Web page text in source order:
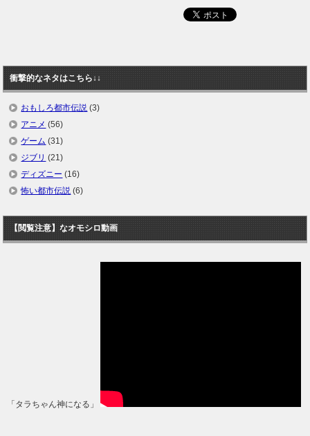
衝撃的なネタはこちら↓↓
おもしろ都市伝説 (3)
アニメ (56)
ゲーム (31)
ジブリ (21)
ディズニー (16)
怖い都市伝説 (6)
【閲覧注意】なオモシロ動画
「タラちゃん神になる」